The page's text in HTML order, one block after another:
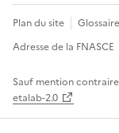
Plan du site Glossaire
Adresse de la FNASCE
Sauf mention
etalab-2.0